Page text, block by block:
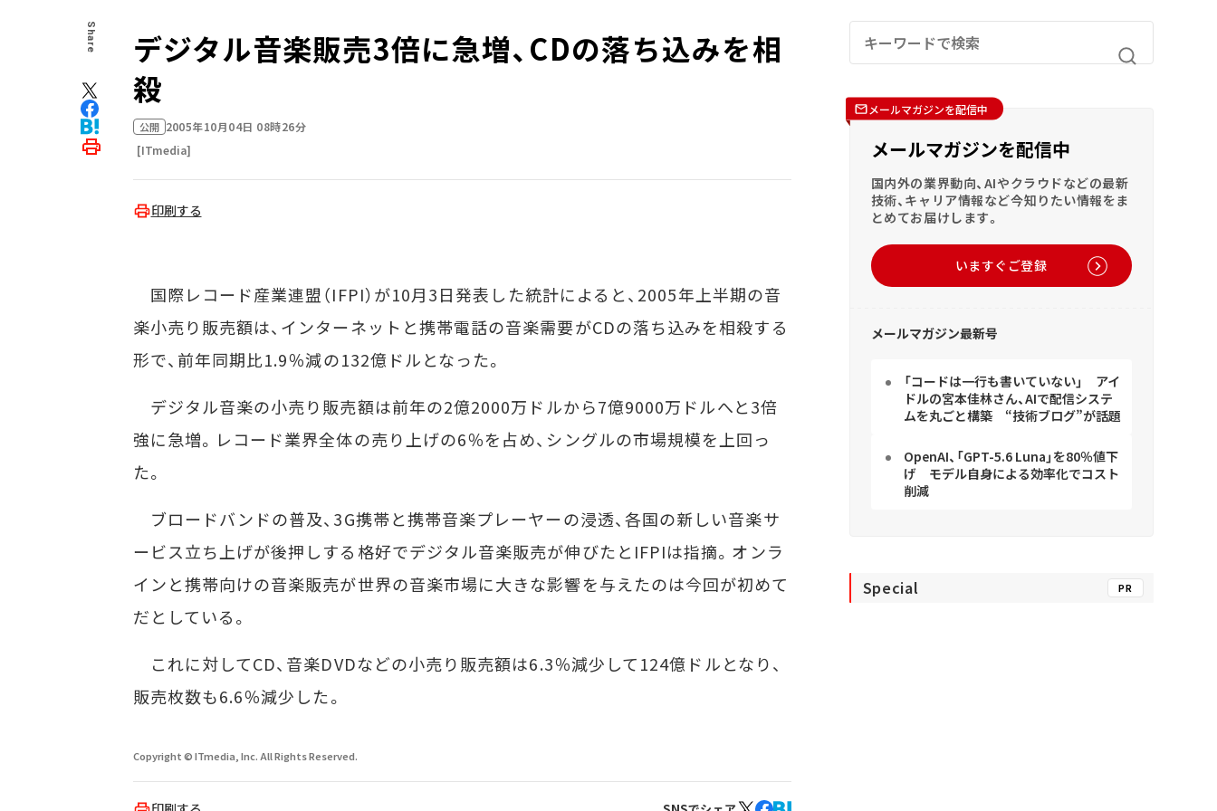
Share
デジタル音楽販売3倍に急増、CDの落ち込みを相
殺
公開 2005年10月04日 08時26分
[ITmedia]
印刷する
国際レコード産業連盟（IFPI）が10月3日発表した統計によると、2005年上半期の音
楽小売り販売額は、インターネットと携帯電話の音楽需要がCDの落ち込みを相殺する
形で、前年同期比1.9％減の132億ドルとなった。
デジタル音楽の小売り販売額は前年の2億2000万ドルから7億9000万ドルへと3倍
強に急増。レコード業界全体の売り上げの6％を占め、シングルの市場規模を上回っ
た。
ブロードバンドの普及、3G携帯と携帯音楽プレーヤーの浸透、各国の新しい音楽サ
ービス立ち上げが後押しする格好でデジタル音楽販売が伸びたとIFPIは指摘。オンラ
インと携帯向けの音楽販売が世界の音楽市場に大きな影響を与えたのは今回が初めて
だとしている。
これに対してCD、音楽DVDなどの小売り販売額は6.3％減少して124億ドルとなり、
販売枚数も6.6％減少した。
Copyright © ITmedia, Inc. All Rights Reserved.
メールマガジンを配信中
メールマガジンを配信中
国内外の業界動向、AIやクラウドなどの最新
技術、キャリア情報など今知りたい情報をま
とめてお届けします。
いますぐご登録
メールマガジン最新号
「コードは一行も書いていない」 アイ
ドルの宮本佳林さん、AIで配信システ
ムを丸ごと構築 “技術ブログ”が話題
OpenAI、「GPT-5.6 Luna」を80％値下
げ モデル自身による効率化でコスト
削減
Special PR